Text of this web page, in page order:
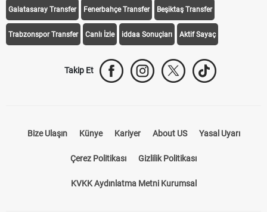
Galatasaray Transfer Fenerbahçe Transfer Beşiktaş Transfer
Trabzonspor Transfer Canlı İzle iddaa Sonuçları Aktif Sayaç
Takip Et
Bize Ulaşın Künye Kariyer About US Yasal Uyarı
Çerez Politikası Gizlilik Politikası
KVKK Aydınlatma Metni Kurumsal